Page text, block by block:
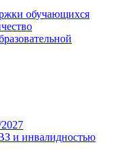
обучающихся
и инвалидностью